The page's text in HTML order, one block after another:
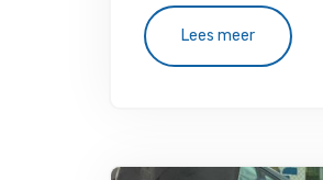
Lees meer